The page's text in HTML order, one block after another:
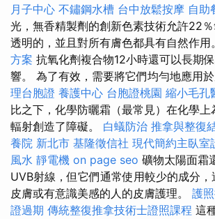
月子中心 不鏽鋼水槽 台中放鬆按摩 自助
光，無香精製劑的創新色素技術允許22
透明的，並且對所有膚色都具有自然作用
方案 抗氧化劑複合物12小時還可以長期
響。 為了有效，需要將它們均勻地應用於
理台胞證 養護中心 台胞證桃園 縮小毛孔
比之下，化學防曬霜（最常見）在化學
輻射創造了障礙。 白蟻防治 推拿與整復
養院 新北市 基隆徵信社 現代簡約主臥室
風水 靜電機 on page seo 礦物太陽面霜
UVB射線，但它們通常使用較少的成分
皮膚或有意識美感的人的皮膚護理。 護
證過期 傳統整復推拿技術士證照課程 這